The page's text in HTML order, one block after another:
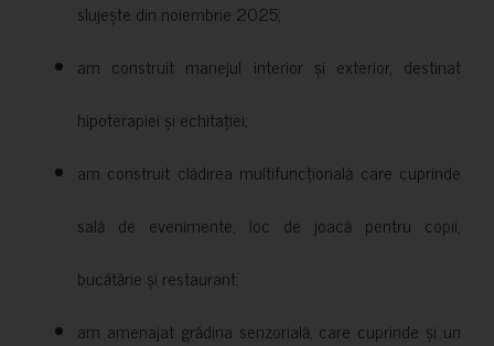
slujește din noiembrie 2025;
am construit manejul interior și exterior, destinat
hipoterapiei și echitației;
am construit clădirea multifuncțională care cuprinde
sală de evenimente, loc de joacă pentru copii,
bucătărie și restaurant;
am amenajat grădina senzorială, care cuprinde și un